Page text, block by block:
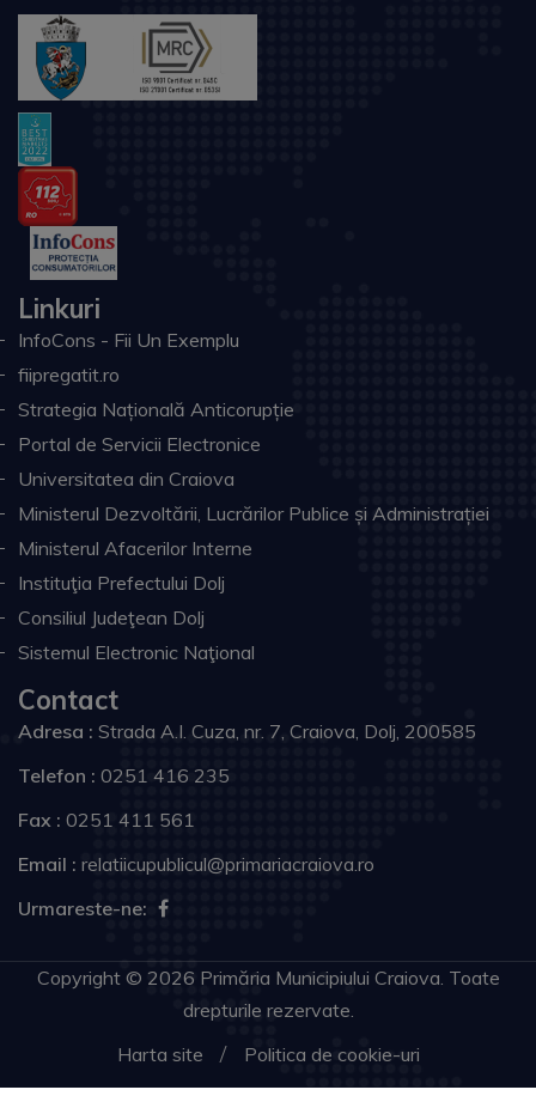
Linkuri
InfoCons - Fii Un Exemplu
fiipregatit.ro
Strategia Națională Anticorupție
Portal de Servicii Electronice
Universitatea din Craiova
Ministerul Dezvoltării, Lucrărilor Publice și Administrației
Ministerul Afacerilor Interne
Instituţia Prefectului Dolj
Consiliul Judeţean Dolj
Sistemul Electronic Naţional
Contact
Adresa : Strada A.I. Cuza, nr. 7, Craiova, Dolj, 200585
Telefon : 0251 416 235
Fax : 0251 411 561
Email : relatiicupublicul@primariacraiova.ro
Urmareste-ne:
Copyright © 2026 Primăria Municipiului Craiova. Toate
drepturile rezervate.
Harta site
Politica de cookie-uri